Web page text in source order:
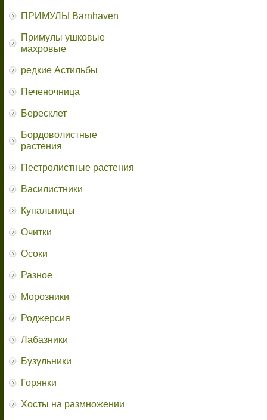
ПРИМУЛЫ Barnhaven
Примулы ушковые
махровые
редкие Астильбы
Печеночница
Бересклет
Бордоволистные
растения
Пестролистные растения
Василистники
Купальницы
Очитки
Осоки
Разное
Морозники
Роджерсия
Лабазники
Бузульники
Горянки
Хосты на размножении